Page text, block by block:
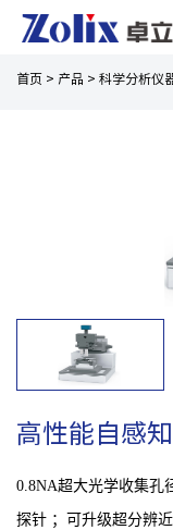
首页 > 产品 > 科学分析仪
高性能自感
0.8NA超大光学收集孔
探针 ；可升级超分辨近